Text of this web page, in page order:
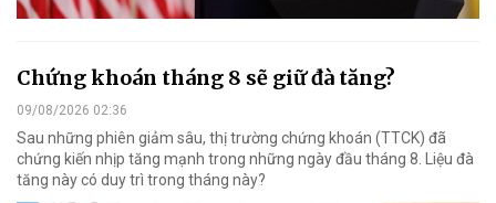
Chứng khoán tháng 8 sẽ giữ đà tăng?
09/08/2026 02:36
Sau những phiên giảm sâu, thị trường chứng khoán (TTCK) đã
chứng kiến nhịp tăng mạnh trong những ngày đầu tháng 8. Liệu đà
tăng này có duy trì trong tháng này?